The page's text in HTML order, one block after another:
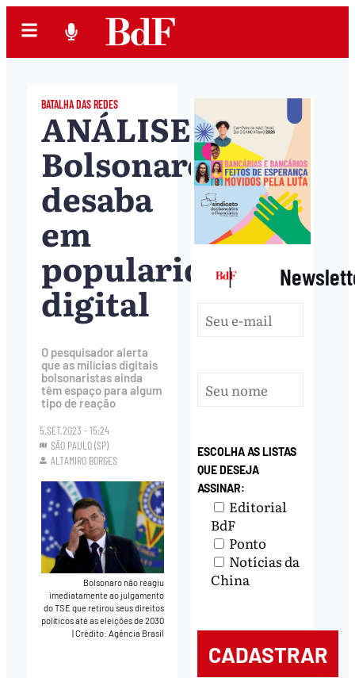
BATALHA DAS REDES
ANÁLISE.
Bolsonaro
desaba
em
popularidade
digital
O pesquisador alerta
que as milícias digitais
bolsonaristas ainda
têm espaço para algum
tipo de reação
5.SET.2023 - 15:24
SÃO PAULO (SP)
ALTAMIRO BORGES
Bolsonaro não reagiu
imediatamente ao julgamento
do TSE que retirou seus direitos
políticos até as eleições de 2030
|Crédito: Agência Brasil
|
ESCOLHA AS LISTAS
QUE DESEJA
ASSINAR:
Editorial
BdF
Ponto
Notícias da
China